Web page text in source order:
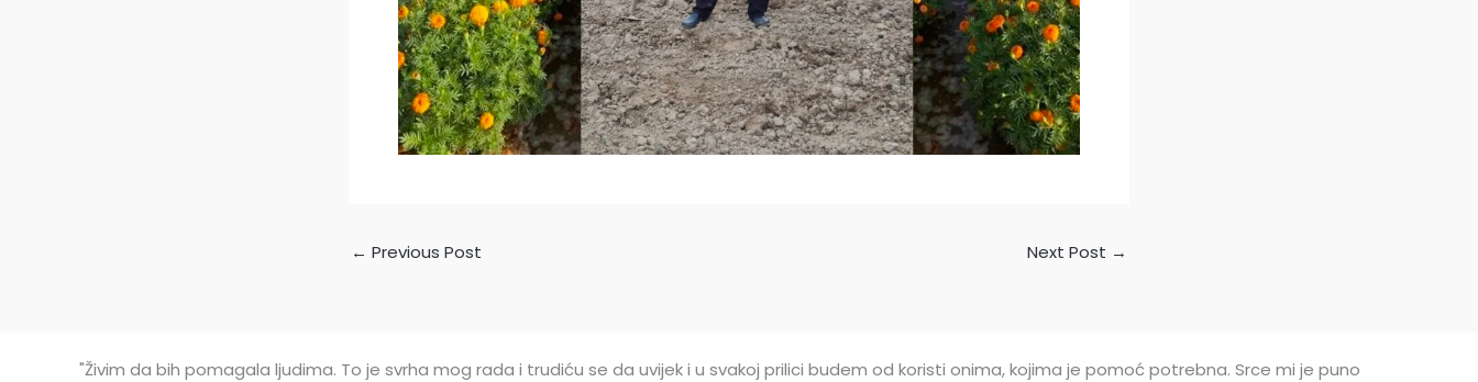
← Previous Post Next Post →
"Živim da bih pomagala ljudima. To je svrha mog rada i trudiću se da uvijek i u svakoj prilici budem od koristi onima, kojima je pomoć potrebna. Srce mi je puno